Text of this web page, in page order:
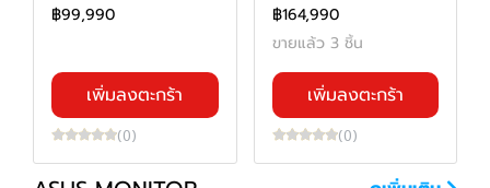
฿99,990
เพิ่มลงตะกร้า
(0)
฿164,990
ขายแล้ว 3 ชิ้น
เพิ่มลงตะกร้า
(0)